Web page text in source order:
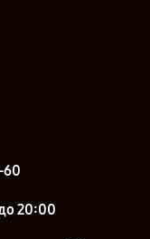
60
20:00